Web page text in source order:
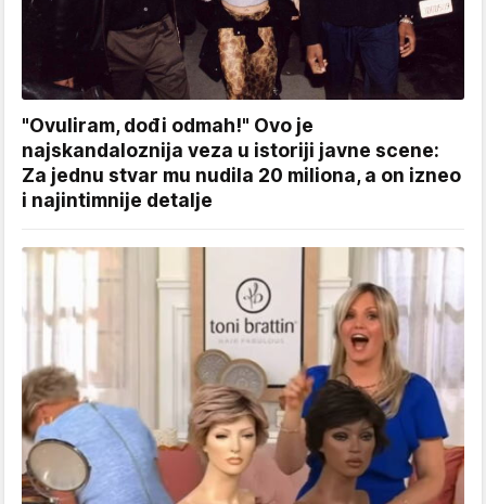
"Ovuliram, dođi odmah!" Ovo je
najskandaloznija veza u istoriji javne scene:
Za jednu stvar mu nudila 20 miliona, a on izneo
i najintimnije detalje